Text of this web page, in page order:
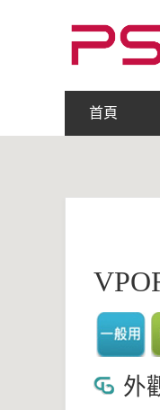
首頁
外